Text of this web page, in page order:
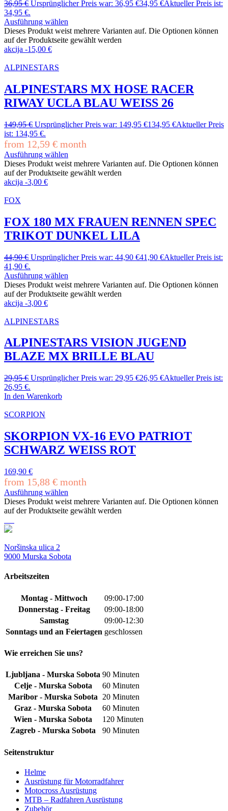
36,95€ Ursprünglicher Preis war: 36,95 €34,95 €Aktueller Preis ist:
34,95 €.
Ausführung wählen
Dieses Produkt weist mehrere Varianten auf. Die Optionen können
auf der Produktseite gewählt werden
akcija -15,00 €
ALPINESTARS
ALPINESTARS MX HOSE RACER
RIWAY UCLA BLAU WEISS 26
149,95€ Ursprünglicher Preis war: 149,95 €134,95 €Aktueller Preis
ist: 134,95 €.
from 12,59 € month
Ausführung wählen
Dieses Produkt weist mehrere Varianten auf. Die Optionen können
auf der Produktseite gewählt werden
akcija -3,00 €
FOX
FOX 180 MX FRAUEN RENNEN SPEC
TRIKOT DUNKEL LILA
44,90€ Ursprünglicher Preis war: 44,90 €41,90 €Aktueller Preis ist:
41,90 €.
Ausführung wählen
Dieses Produkt weist mehrere Varianten auf. Die Optionen können
auf der Produktseite gewählt werden
akcija -3,00 €
ALPINESTARS
ALPINESTARS VISION JUGEND
BLAZE MX BRILLE BLAU
29,95€ Ursprünglicher Preis war: 29,95 €26,95 €Aktueller Preis ist:
26,95 €.
In den Warenkorb
SCORPION
SKORPION VX-16 EVO PATRIOT
SCHWARZ WEISS ROT
169,90 €
from 15,88 € month
Ausführung wählen
Dieses Produkt weist mehrere Varianten auf. Die Optionen können
auf der Produktseite gewählt werden
Noršinska ulica 2
9000 Murska Sobota
Arbeitszeiten
Montag - Mittwoch
09:00-17:00
Donnerstag - Freitag
09:00-18:00
Samstag
09:00-12:30
Sonntags und an Feiertagen geschlossen
Wie erreichen Sie uns?
Ljubljana - Murska Sobota 90 Minuten
Celje - Murska Sobota
60 Minuten
Maribor - Murska Sobota
20 Minuten
Graz - Murska Sobota
60 Minuten
Wien - Murska Sobota
120 Minuten
Zagreb - Murska Sobota
90 Minuten
Seitenstruktur
Helme
Ausrüstung für Motorradfahrer
Motocross Ausrüstung
MTB – Radfahren Ausrüstung
Zubehör